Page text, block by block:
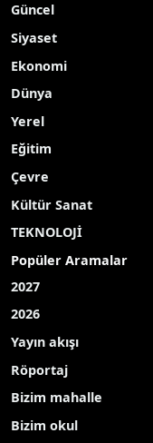
Güncel
Siyaset
Ekonomi
Dünya
Yerel
Eğitim
Çevre
Kültür Sanat
TEKNOLOJİ
Popüler Aramalar
2027
2026
Yayın akışı
Röportaj
Bizim mahalle
Bizim okul